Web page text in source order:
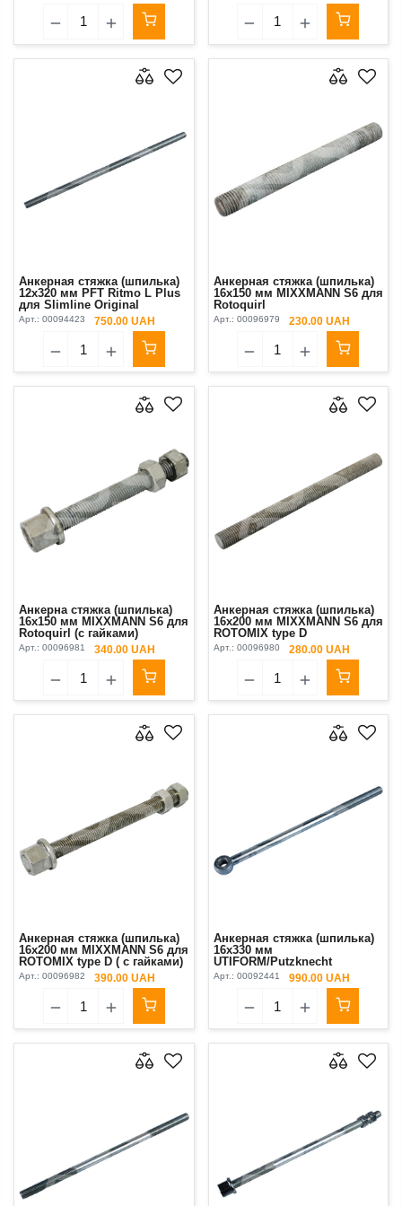
Анкерная стяжка (шпилька)
12x320 мм PFT Ritmo L Plus
для Slimline Original
Арт.: 00094423 750.00 UAH
Анкерная стяжка (шпилька)
16x150 мм MIXXMANN S6 для
Rotoquirl
Арт.: 00096979 230.00 UAH
Анкерна стяжка (шпилька)
16x150 мм MIXXMANN S6 для
Rotoquirl (с гайками)
Арт.: 00096981 340.00 UAH
Анкерная стяжка (шпилька)
16x200 мм MIXXMANN S6 для
ROTOMIX type D
Арт.: 00096980 280.00 UAH
Анкерная стяжка (шпилька)
16x200 мм MIXXMANN S6 для
ROTOMIX type D ( с гайками)
Арт.: 00096982 390.00 UAH
Анкерная стяжка (шпилька)
16x330 мм
UTIFORM/Putzknecht
Арт.: 00092441 990.00 UAH